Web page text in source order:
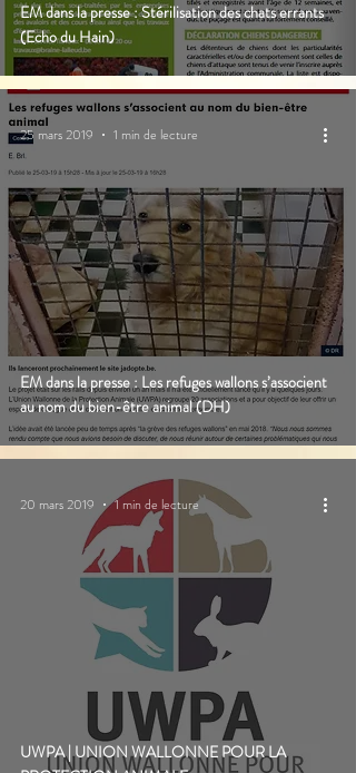
EM dans la presse : Stérilisation des chats errants
(Echo du Hain)
EM dans la presse : Les refuges wallons s’associent
au nom du bien-être animal (DH)
25 mars 2019 1 min de lecture
UWPA | UNION WALLONNE POUR LA
20 mars 2019 1 min de lecture